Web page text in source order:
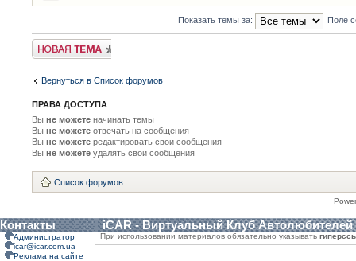
Показать темы за: Поле
Новая тема
Вернуться в Список форумов
ПРАВА ДОСТУПА
Вы не можете начинать темы
Вы не можете отвечать на сообщения
Вы не можете редактировать свои сообщения
Вы не можете удалять свои сообщения
Список форумов
Контакты iCAR - Виртуальный Клуб Автолюбителей
Администратор
icar@icar.com.ua
Реклама на сайте
При использовании материалов обязательно указывать